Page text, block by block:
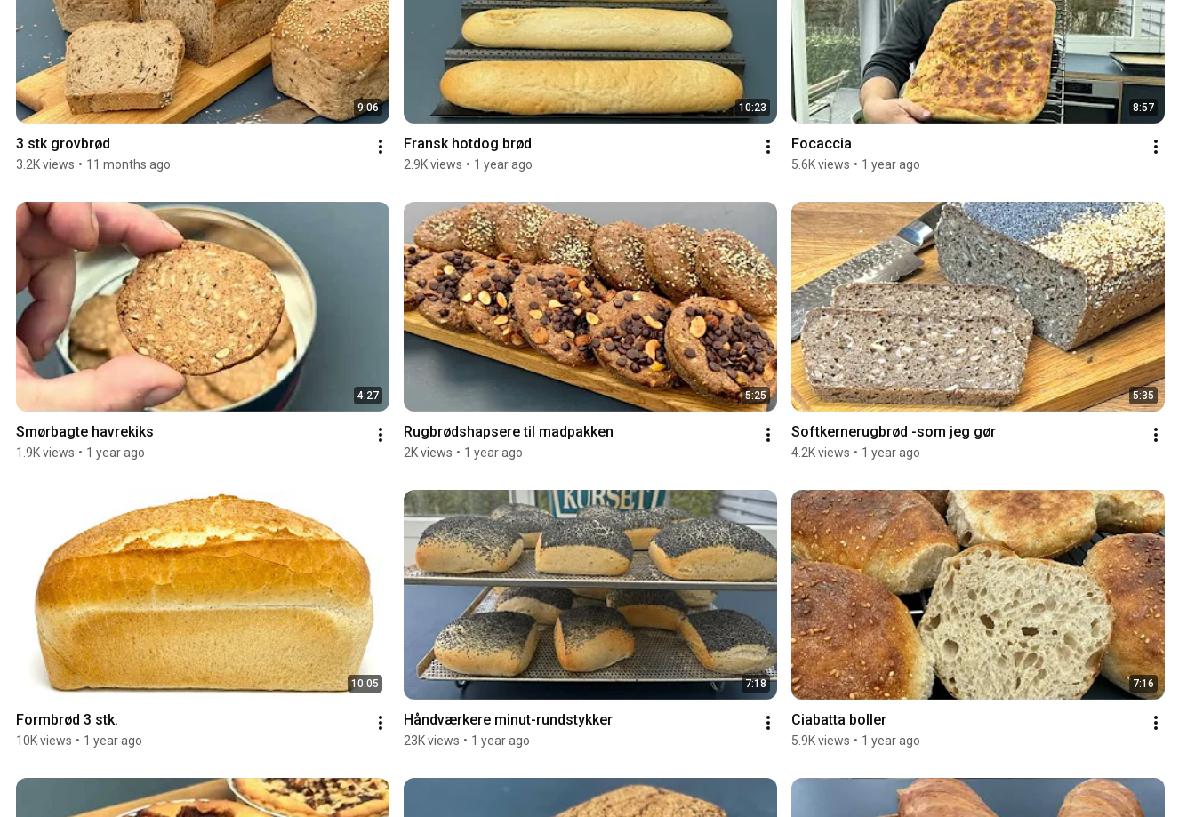
9:06
3.2K views • 11 months ago
10:23
Fransk hotdog brød
2.9K views • 1 year ago
8:57
Focaccia
5.6K views • 1 year ago
4:27
Smørbagte havrekiks
1.9K views • 1 year ago
5:25
Rugbrødshapsere til madpakken
2K views • 1 year ago
5:35
Softkernerugbrød -som jeg gør
4.2K views • 1 year ago
10:05
Formbrød 3 stk.
10K views • 1 year ago
7:18
Håndværkere minut-rundstykker
23K views • 1 year ago
7:16
Ciabatta boller
5.9K views • 1 year ago